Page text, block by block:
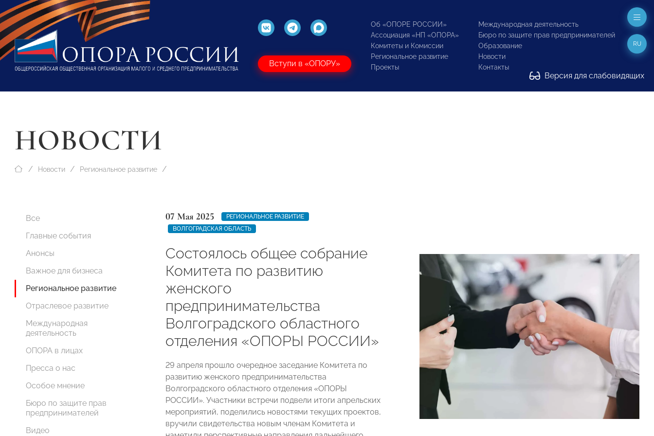
Вступи в «ОПОРУ»
Об «ОПОРЕ РОССИИ»
Ассоциация «НП «ОПОРА»
Комитеты и Комиссии
Региональное развитие
Проекты
Международная деятельность
Бюро по защите прав предпринимателей
Образование
Новости
Контакты
Версия для слабовидящих
RU
НОВОСТИ
Новости Региональное развитие
Все
Главные события
Анонсы
Важное для бизнеса
Региональное развитие
Отраслевое развитие
Международная
деятельность
ОПОРА в лицах
Пресса о нас
Особое мнение
Бюро по защите прав
предпринимателей
Видео
07 Мая 2025
РЕГИОНАЛЬНОЕ РАЗВИТИЕ
ВОЛГОГРАДСКАЯ ОБЛАСТЬ
Состоялось общее собрание
Комитета по развитию
женского
предпринимательства
Волгоградского областного
отделения «ОПОРЫ РОССИИ»
29 апреля прошло очередное заседание Комитета по
развитию женского предпринимательства
Волгоградского областного отделения «ОПОРЫ
РОССИИ». Участники встречи подвели итоги апрельских
мероприятий, поделились новостями текущих проектов,
вручили свидетельства новым членам Комитета и